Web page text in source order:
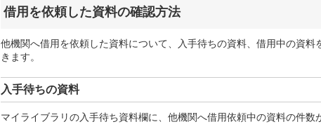
借用を依頼した資料の確認方法
他機関へ借用を依頼した資料について、入手待ちの資料、借用中の資
きます。
入手待ちの資料
マイライブラリの入手待ち資料欄に、他機関へ借用依頼中の資料の件数